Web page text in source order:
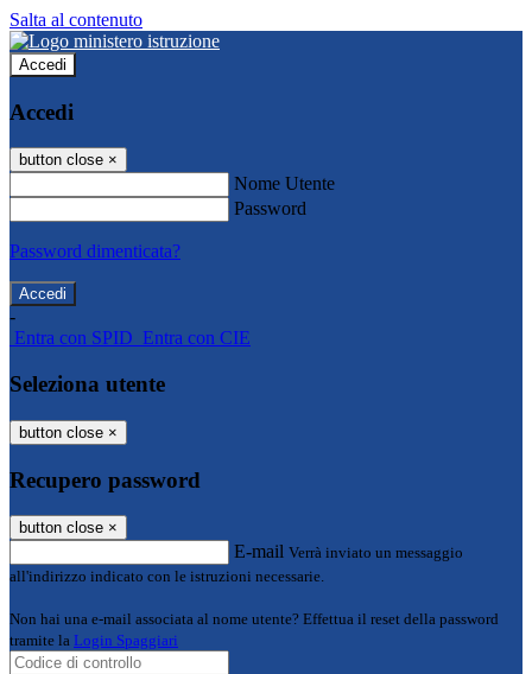
Salta al contenuto
Accedi
Accedi
button close ×
Nome Utente
Password
Password dimenticata?
-
Entra con SPID Entra con CIE
Seleziona utente
button close ×
Recupero password
button close ×
E-mail Verrà inviato un messaggio
all'indirizzo indicato con le istruzioni necessarie.
Non hai una e-mail associata al nome utente? Effettua il reset della password
tramite la Login Spaggiari